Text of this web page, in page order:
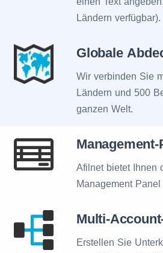
Ländern verfügbar).
Globale
Wir verbinden Sie
Ländern und 500
ganzen Welt.
Management-
Afilnet bietet Ihnen
Management
Multi-
Erstellen Sie